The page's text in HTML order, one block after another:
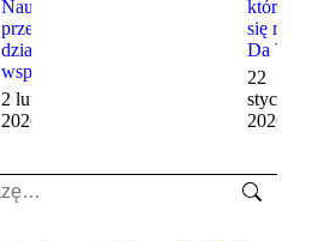
Nauka
przez
działanie i
współpracę
2 lutego,
2026
która stała
się marką
Da Vinci
22
stycznia,
2026